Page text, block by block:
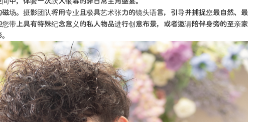
场。摄影团队将用专业且极具艺术张力的镜头语言，引导并捕捉您最自然、最
带上具有特殊纪念意义的私人物品进行创意布景，或者邀请陪伴身旁的至亲家